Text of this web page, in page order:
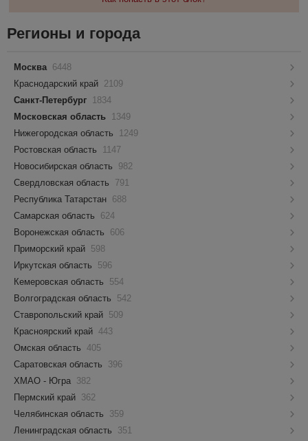
Регионы и города
Москва 6448
Краснодарский край 2109
Санкт-Петербург 1834
Московская область 1349
Нижегородская область
1249
Ростовская область
1147
Новосибирская область
982
Свердловская область
791
Республика Татарстан 688
Самарская область
624
Воронежская область
606
Приморский край 598
Иркутская область
596
Кемеровская область
554
Волгоградская область
542
Ставропольский край 509
Красноярский край 443
Омская область 405
Саратовская область
396
ХМАО - Югра 382
Пермский край 362
Челябинская область
359
Ленинградская область
351